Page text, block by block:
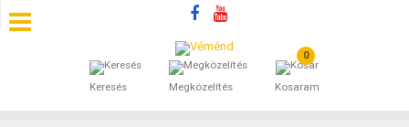
Keresés Megközelítés
0
Kosaram
SZÁLLÁSOK